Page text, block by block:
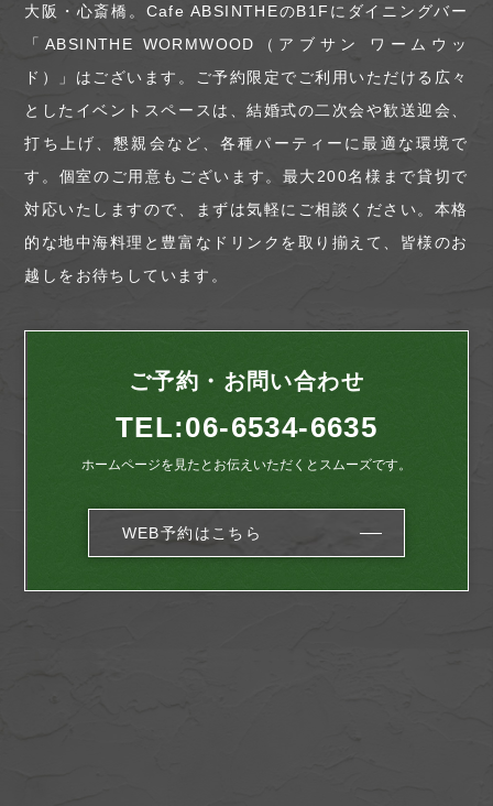
大阪・心斎橋。Cafe ABSINTHEのB1Fにダイニングバー
「ABSINTHE WORMWOOD（アブサン ワームウッ
ド）」はございます。ご予約限定でご利用いただける広々
としたイベントスペースは、結婚式の二次会や歓送迎会、
打ち上げ、懇親会など、各種パーティーに最適な環境で
す。個室のご用意もございます。最大200名様まで貸切で
対応いたしますので、まずは気軽にご相談ください。本格
的な地中海料理と豊富なドリンクを取り揃えて、皆様のお
越しをお待ちしています。
ご予約・お問い合わせ
TEL:06-6534-6635
ホームページを見たとお伝えいただくとスムーズです。
WEB予約はこちら